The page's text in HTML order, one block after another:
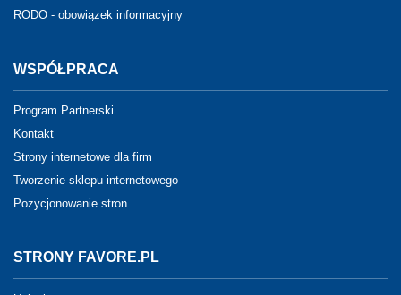
RODO - obowiązek informacyjny
WSPÓŁPRACA
Program Partnerski
Kontakt
Strony internetowe dla firm
Tworzenie sklepu internetowego
Pozycjonowanie stron
STRONY FAVORE.PL